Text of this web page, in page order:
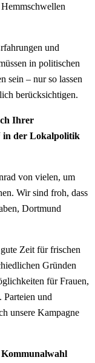
und
in politischen
sein – nur so lassen
berücksichtigen.
Ihrer
in der Lokalpolitik
von vielen, um
Wir sind froh, dass
Dortmund
Zeit für frischen
Gründen
für Frauen,
Parteien und
unsere Kampagne